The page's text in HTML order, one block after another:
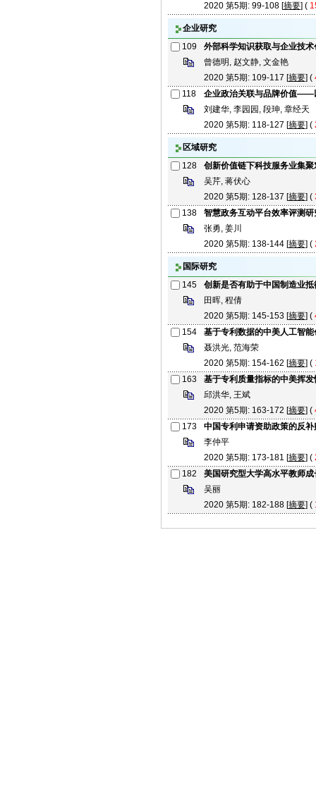
2020 第5期: 99-108 [摘要] (
企业研究
109
外部科学知识获取与企业技
曾德明, 赵文静, 文金艳
2020 第5期: 109-117 [摘要] (
118
企业政治关联与品牌价值——
刘建华, 李园园, 段珅, 章经天
2020 第5期: 118-127 [摘要] (
区域研究
128
创新价值链下科技服务业集
吴芹, 蒋伏心
2020 第5期: 128-137 [摘要] (
138
智慧政务互动平台效率评测
张勇, 姜川
2020 第5期: 138-144 [摘要] (
国际研究
145
创新是否有助于中国制造业
田晖, 程倩
2020 第5期: 145-153 [摘要] (
154
基于专利数据的中美人工智
聂洪光, 范海荣
2020 第5期: 154-162 [摘要] (
163
基于专利质量指标的中美挥
邱洪华, 王斌
2020 第5期: 163-172 [摘要] (
173
中国专利申请资助政策的反
李仲平
2020 第5期: 173-181 [摘要] (
182
美国研究型大学高水平教师
吴丽
2020 第5期: 182-188 [摘要] (